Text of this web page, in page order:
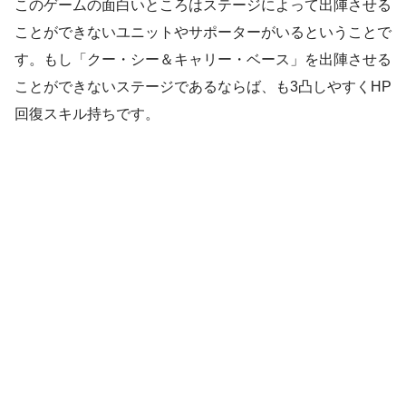
このゲームの面白いところはステージによって出陣させる
ことができないユニットやサポーターがいるということで
す。もし「クー・シー＆キャリー・ベース」を出陣させる
ことができないステージであるならば、も3凸しやすくHP
回復スキル持ちです。